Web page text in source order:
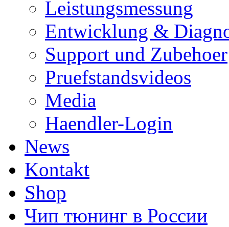
Leistungsmessung
Entwicklung &
Support und Zubehoer
Pruefstandsvideos
Media
Haendler-Login
News
Kontakt
Shop
Чип тюнинг в России